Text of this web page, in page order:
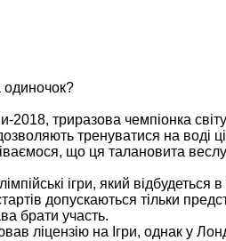
одиночок?
2018, триразова чемпіонка
тренуватися на воді
що ця талановита
ігри, який відбудеться
допускаються тільки
брати участь.
ліцензію на Ігри, однак у